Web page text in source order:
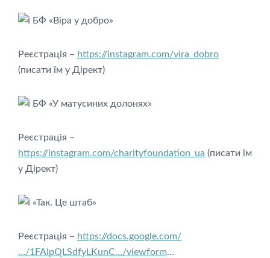
БФ «Віра у добро»
Реєстрація – https://instagram.com/vira_dobro
(писати їм у Дірект)
БФ «У матусиних долонях»
Реєстрація –
https://instagram.com/charityfoundation_ua (писати їм
у Дірект)
«Так. Це штаб»
Реєстрація – https://docs.google.com/
…/1FAIpQLSdfyLKunC…/viewform…